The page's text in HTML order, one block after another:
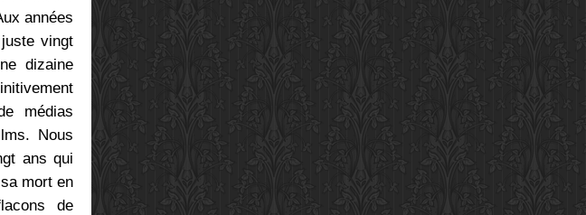
années
vingt
dizaine
médias
Nous
ans qui
mort en
de